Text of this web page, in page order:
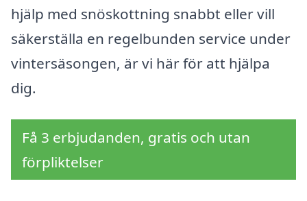
hjälp med snöskottning snabbt eller vill
säkerställa en regelbunden service under
vintersäsongen, är vi här för att hjälpa
dig.
Få 3 erbjudanden, gratis och utan
förpliktelser